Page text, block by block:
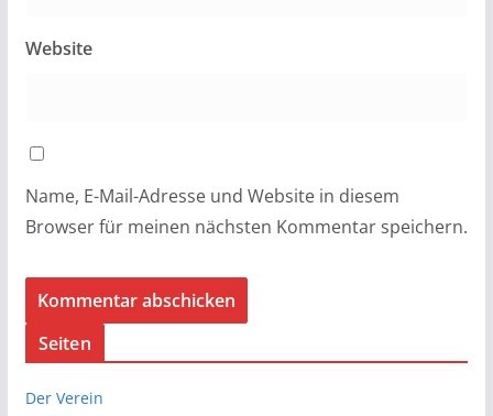
Website
Name, E-Mail-Adresse und Website in diesem
Browser für meinen nächsten Kommentar speichern.
Seiten
Der Verein